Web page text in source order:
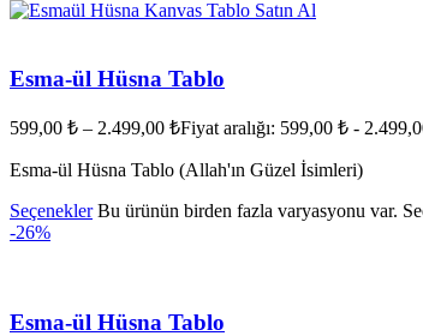
Esma-ül Hüsna Tablo
599,00 ₺ – 2.499,00 ₺Fiyat aralığı: 599,00 ₺ -
Esma-ül Hüsna Tablo (Allah'ın Güzel İsimleri)
Seçenekler Bu ürünün birden fazla varyasyonu var.
-26%
Esma-ül Hüsna Tablo